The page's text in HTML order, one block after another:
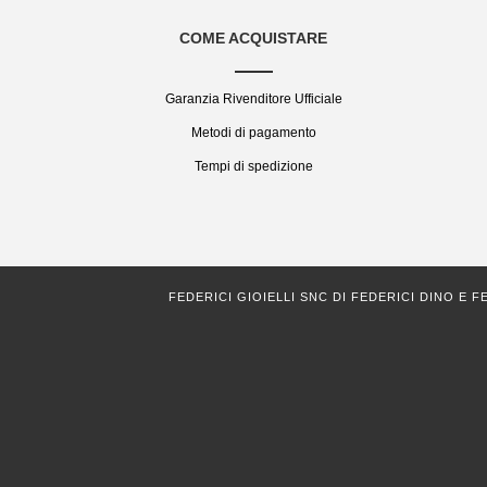
COME ACQUISTARE
Garanzia Rivenditore Ufficiale
Metodi di pagamento
Tempi di spedizione
FEDERICI GIOIELLI SNC DI FEDERICI DINO E